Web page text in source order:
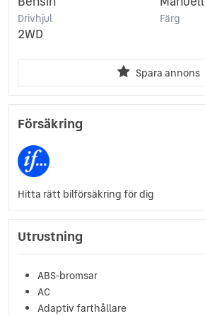
Drivhjul
2WD
Färg
Spara annons
Försäkring
Hitta rätt bilförsäkring för dig
Utrustning
ABS-bromsar
AC
Adaptiv farthållare